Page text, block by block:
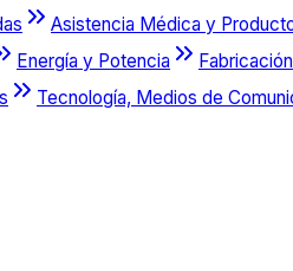
Asistencia Médica y
Energía y Potencia Fabricación
Tecnología, Medios de